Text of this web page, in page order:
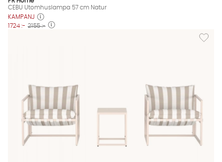
CEBU Utomhuslampa 57 cm Natur
KAMPANJ
1724 :- 2155 :-
Lägg